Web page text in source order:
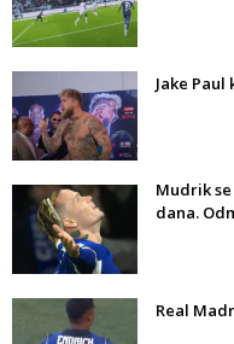
Jake Paul
Mudrik
dana.
Real